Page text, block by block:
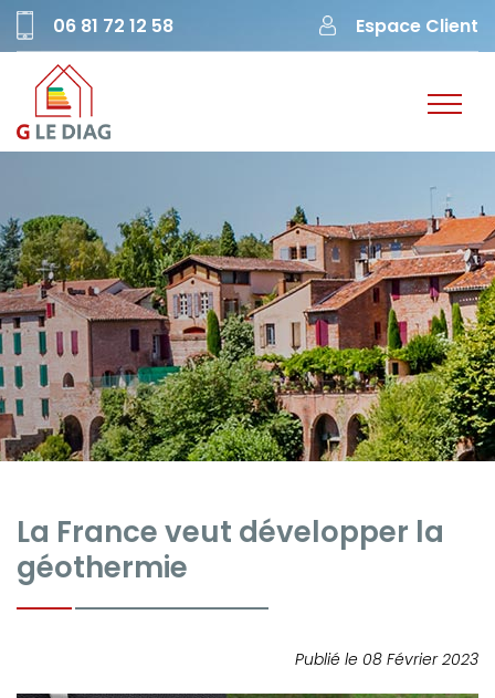
06 81 72 12 58 Espace Client
La France veut développer la
géothermie
Publié le 08 Février 2023